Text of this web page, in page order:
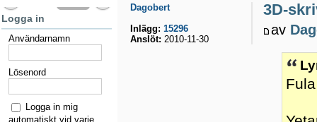
3D-
av
Dagobert
Inlägg: 15296
Anslöt: 2010-11-30
Logga in
Användarnamn
Lösenord
Logga in mig
automatiskt vid varje